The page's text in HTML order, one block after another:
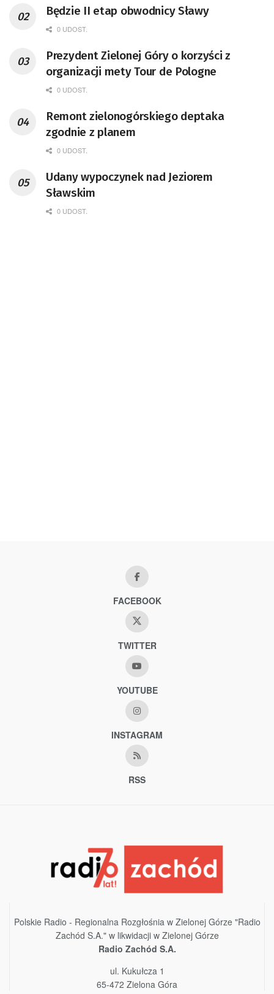
Będzie II etap obwodnicy Sławy
0 UDOST.
Prezydent Zielonej Góry o korzyści z
organizacji mety Tour de Pologne
0 UDOST.
Remont zielonogórskiego deptaka
zgodnie z planem
0 UDOST.
Udany wypoczynek nad Jeziorem
Sławskim
0 UDOST.
FACEBOOK
TWITTER
YOUTUBE
INSTAGRAM
RSS
Polskie Radio - Regionalna Rozgłośnia w Zielonej Górze "Radio
Zachód S.A." w likwidacji w Zielonej Górze
Radio Zachód S.A.
ul. Kukułcza 1
65-472 Zielona Góra